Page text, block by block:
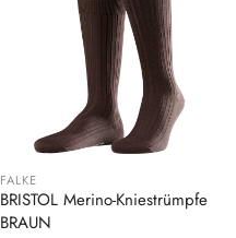
FALKE
BRISTOL Merino-Kniestrümpfe
BRAUN